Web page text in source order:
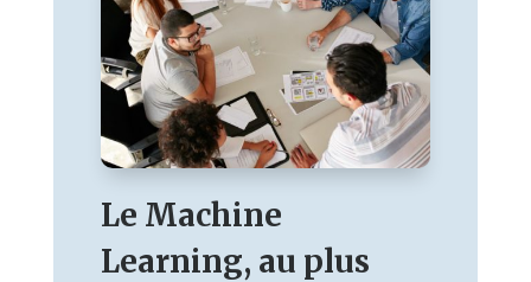
Le Machine
Learning, au plus